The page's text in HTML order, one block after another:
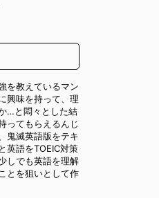
を教えているマン
興味を持って、理
…と悶々とした結
ってもらえるんじ
鬼滅英語版をテキ
英語をTOEIC対策
しでも英語を理解
とを狙いとして作